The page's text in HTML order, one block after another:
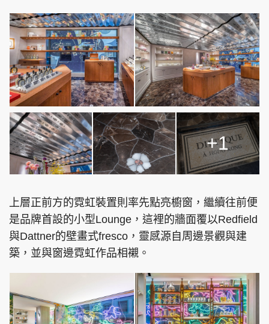
+1
上層正前方的霓虹裝置則率先點亮櫥窗，繼續往前便
是品牌首設的小型Lounge，這裡的牆面覆以Redfield
與Dattner的壁畫式fresco，靈感源自周邊景觀與建
築，並與窗邊霓虹作品相襯。